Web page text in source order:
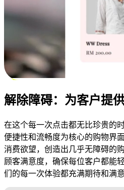
解除障碍：为客户提
在这个每一次点击都无比珍贵的
便捷性和流畅度为核心的购物界
消费欲望，创造出几乎无障碍的
顾客满意度，确保每位客户都能
们的每一次体验都充满期待和满意